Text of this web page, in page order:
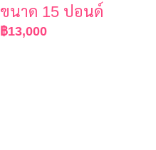
ขนาด 15 ปอนด์
฿13,000